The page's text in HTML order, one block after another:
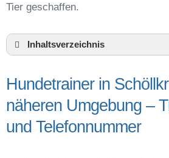
Tier geschaffen.
Inhaltsverzeichnis
Hundetrainer in
Umgebung – Trainingszeiten
Telefonnummer
Das macht einen guten
Hundetrainer in
näheren Umgebung –
und Telefonnummer